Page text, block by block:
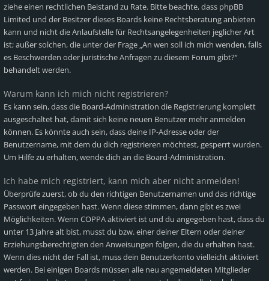
ziehe einen rechtlichen Beistand zu Rate. Bitte beachte, dass phpBB
Limited und der Besitzer dieses Boards keine Rechtsberatung anbieten
kann und nicht die Anlaufstelle für Rechtsangelegenheiten jeglicher Art
ist; außer solchen, die unter der Frage „An wen soll ich mich wenden, falls
es Beschwerden oder juristische Anfragen zu diesem Forum gibt?“
behandelt werden.
Warum kann ich mich nicht registrieren?
Es kann sein, dass die Board-Administration die Registrierung komplett
ausgeschaltet hat, damit sich keine neuen Benutzer mehr anmelden
können. Es könnte auch sein, dass deine IP-Adresse oder der
Benutzername, mit dem du dich registrieren möchtest, gesperrt wurden.
Um Hilfe zu erhalten, wende dich an die Board-Administration.
Ich habe mich registriert, kann mich aber nicht anmelden!
Überprüfe zuerst, ob du den richtigen Benutzernamen und das richtige
Passwort eingegeben hast. Wenn diese stimmen, dann gibt es zwei
Möglichkeiten. Wenn COPPAaktiviert ist und du angegeben hast, dass du
unter 13 Jahre alt bist, musst du bzw. einer deiner Eltern oder deiner
Erziehungsberechtigten den Anweisungen folgen, die du erhalten hast.
Wenn dies nicht der Fall ist, muss dein Benutzerkonto vielleicht aktiviert
werden. Bei einigen Boards müssen alle neu angemeldeten Mitglieder